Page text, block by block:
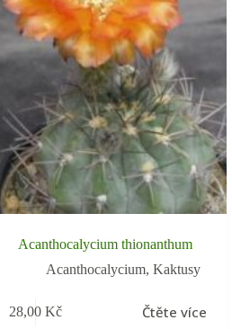
Acanthocalycium thionanthum
Acanthocalycium, Kaktusy
28,00 Kč Čtěte více